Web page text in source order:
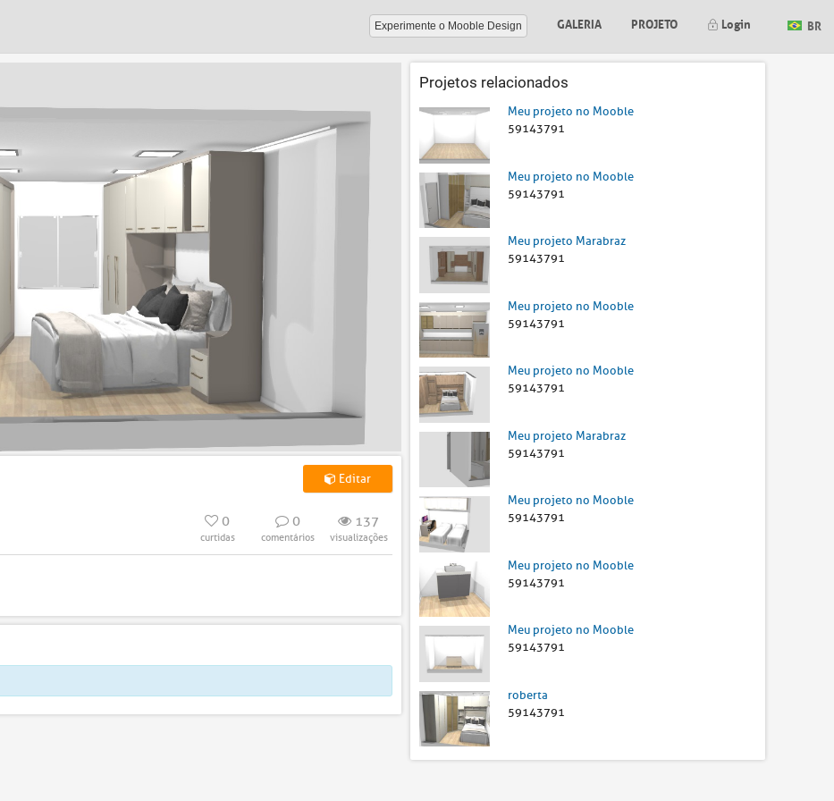
Experimente o Mooble Design GALERIA PROJETO Login BR
Editar
0
curtidas
0
comentários
137
visualizações
Projetos relacionados
Meu projeto no Mooble
59143791
Meu projeto no Mooble
59143791
Meu projeto Marabraz
59143791
Meu projeto no Mooble
59143791
Meu projeto no Mooble
59143791
Meu projeto Marabraz
59143791
Meu projeto no Mooble
59143791
Meu projeto no Mooble
59143791
Meu projeto no Mooble
59143791
roberta
59143791